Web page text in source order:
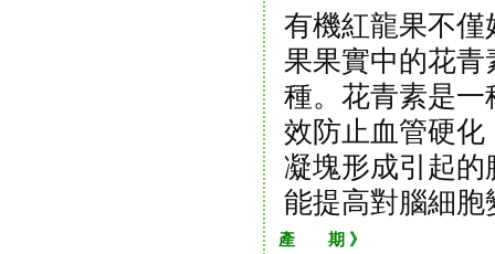
有機紅龍果不
果果實中的花
種。花青素是
效防止血管硬
凝塊形成引起
能提高對腦細
產 期 》